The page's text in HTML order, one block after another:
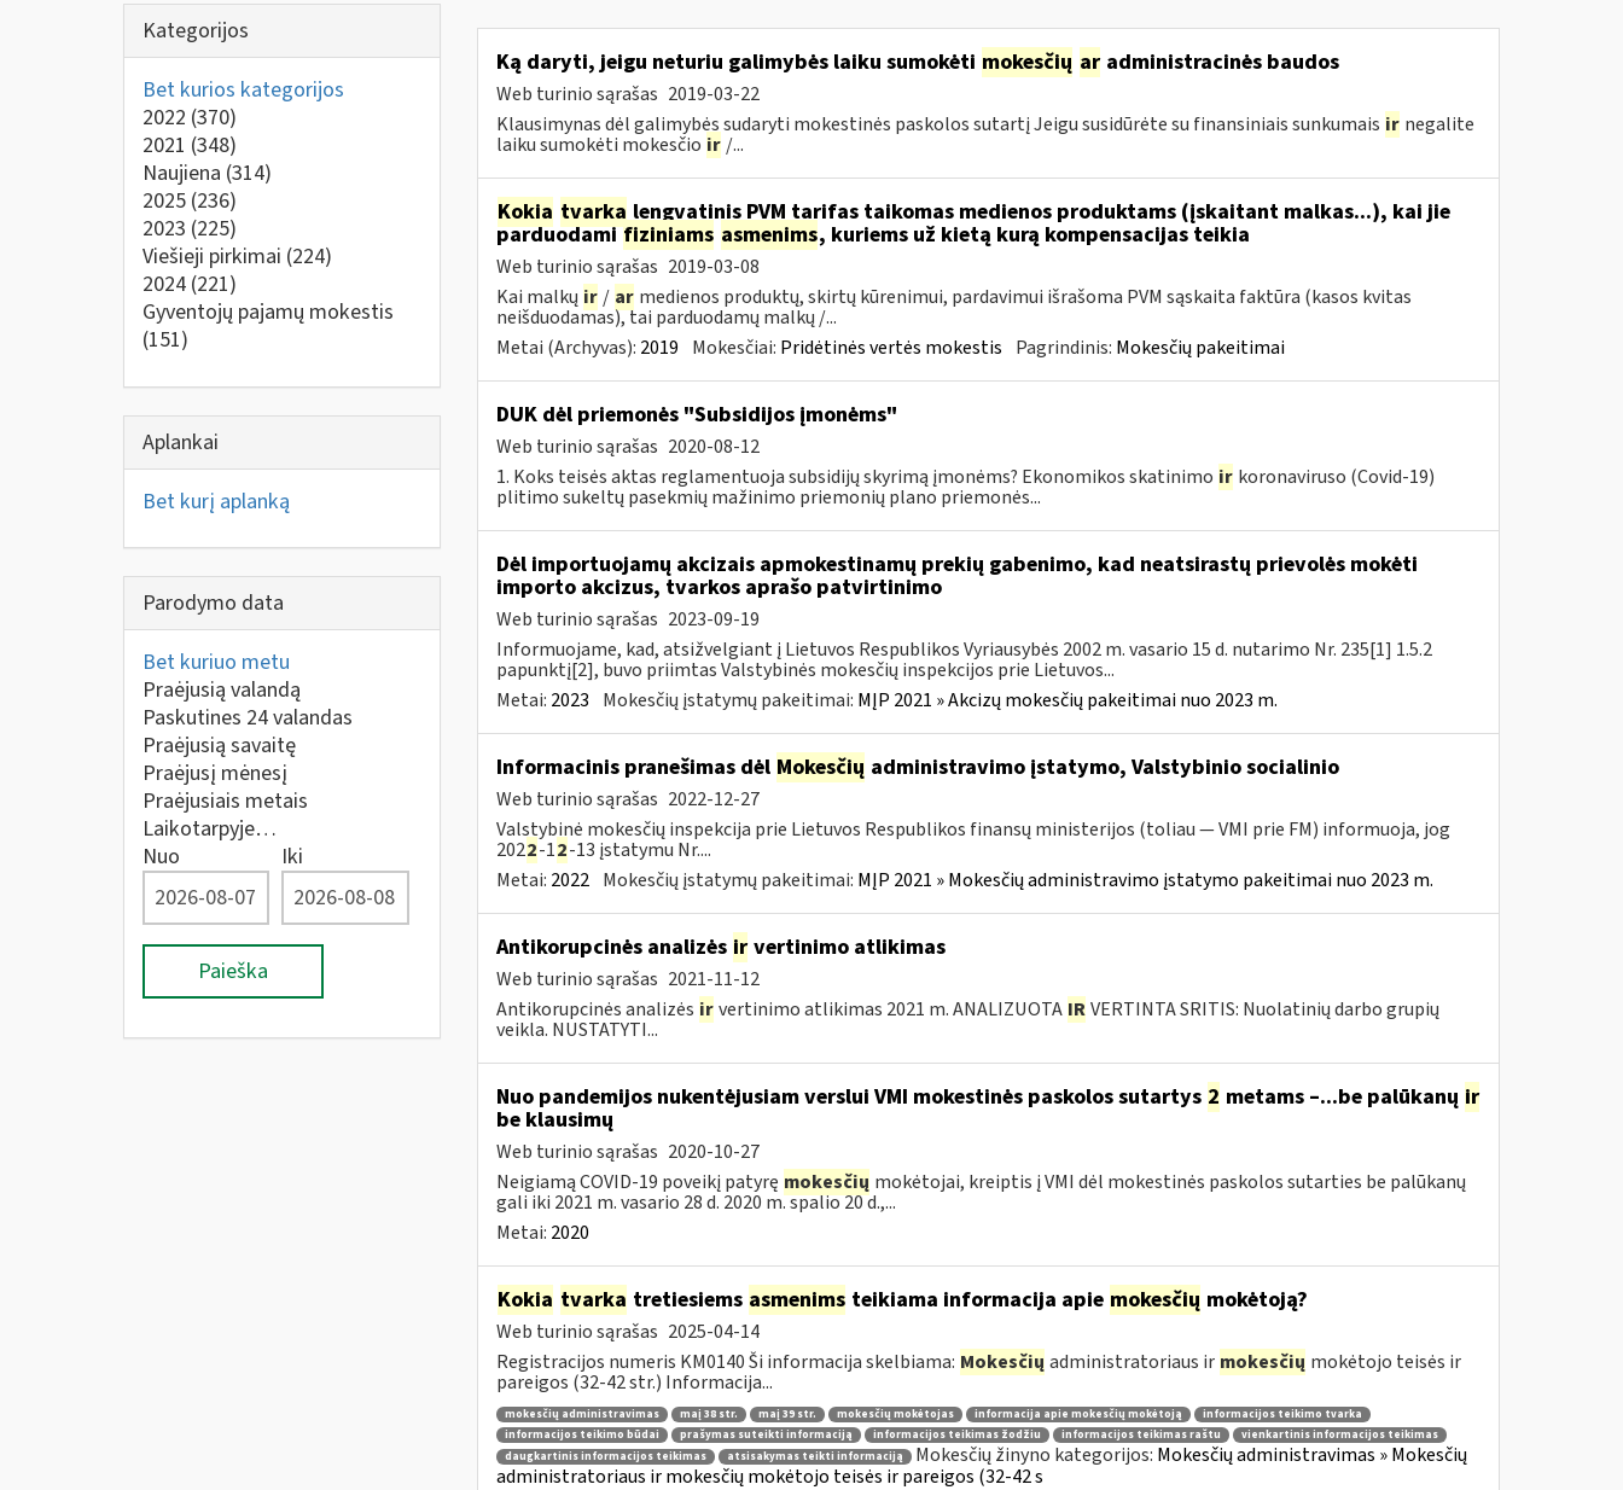
Kategorijos
Bet kurios kategorijos
2022 (370)
2021 (348)
Naujiena (314)
2025 (236)
2023 (225)
Viešieji pirkimai (224)
2024 (221)
Gyventojų pajamų mokestis
(151)
Aplankai
Bet kurį aplanką
Parodymo data
Bet kuriuo metu
Praėjusią valandą
Paskutines 24 valandas
Praėjusią savaitę
Praėjusį mėnesį
Praėjusiais metais
Laikotarpyje…
Nuo
Iki
Paieška
Ką daryti, jeigu neturiu galimybės laiku sumokėti mokesčių aradministracinės baudos
Web turinio sąrašas 2019-03-22
Klausimynas dėl galimybės sudaryti mokestinės paskolos sutartį Jeigu susidūrėte su finansiniais sunkumais ir negalite
laiku sumokėti mokesčio ir /...
Kokia tvarkalengvatinis PVM tarifas taikomas medienos produktams (įskaitant malkas...), kai jie
parduodamifiziniams asmenims, kuriems už kietą kurą kompensacijas teikia
Web turinio sąrašas 2019-03-08
Kai malkų ir / ar medienos produktų, skirtų kūrenimui, pardavimui išrašoma PVM sąskaita faktūra (kasos kvitas
neišduodamas), tai parduodamų malkų /...
Metai (Archyvas): 2019 Mokesčiai: Pridėtinės vertės mokestis Pagrindinis: Mokesčių pakeitimai
DUK dėl priemonės "Subsidijos įmonėms"
Web turinio sąrašas 2020-08-12
1. Koks teisės aktas reglamentuoja subsidijų skyrimą įmonėms? Ekonomikos skatinimo ir koronaviruso (Covid-19)
plitimo sukeltų pasekmių mažinimo priemonių plano priemonės...
Dėl importuojamų akcizais apmokestinamų prekių gabenimo, kad neatsirastų prievolės mokėti
importo akcizus, tvarkos aprašo patvirtinimo
Web turinio sąrašas 2023-09-19
Informuojame, kad, atsižvelgiant į Lietuvos Respublikos Vyriausybės 2002 m. vasario 15 d. nutarimo Nr. 235[1] 1.5.2
papunktį[2], buvo priimtas Valstybinės mokesčių inspekcijos prie Lietuvos...
Metai: 2023 Mokesčių įstatymų pakeitimai: MĮP 2021 » Akcizų mokesčių pakeitimai nuo 2023 m.
Informacinis pranešimas dėl Mokesčių administravimo įstatymo, Valstybinio socialinio
Web turinio sąrašas 2022-12-27
Valstybinė mokesčių inspekcija prie Lietuvos Respublikos finansų ministerijos (toliau — VMI prie FM) informuoja, jog
2022-12-13 įstatymu Nr....
Metai: 2022 Mokesčių įstatymų pakeitimai: MĮP 2021 » Mokesčių administravimo įstatymo pakeitimai nuo 2023 m.
Antikorupcinės analizės irvertinimo atlikimas
Web turinio sąrašas 2021-11-12
Antikorupcinės analizės ir vertinimo atlikimas 2021 m. ANALIZUOTA IR VERTINTA SRITIS: Nuolatinių darbo grupių
veikla. NUSTATYTI...
Nuo pandemijos nukentėjusiam verslui VMI mokestinės paskolos sutartys 2 metams –...be palūkanų ir
be klausimų
Web turinio sąrašas 2020-10-27
Neigiamą COVID-19 poveikį patyrę mokesčių mokėtojai, kreiptis į VMI dėl mokestinės paskolos sutarties be palūkanų
gali iki 2021 m. vasario 28 d. 2020 m. spalio 20 d.,...
Metai: 2020
Kokia tvarka tretiesiems asmenims teikiama informacija apie mokesčių mokėtoją?
Web turinio sąrašas 2025-04-14
Registracijos numeris KM0140 Ši informacija skelbiama: Mokesčių administratoriaus ir mokesčių mokėtojo teisės ir
pareigos (32-42 str.) Informacija...
mokesčių administravimas maį 38 str. maį 39 str. mokesčių mokėtojas informacija apie mokesčių mokėtoją
informacijos teikimo tvarka
informacijos teikimo būdai
prašymas suteikti informaciją informacijos teikimas žodžiu informacijos teikimas raštu
vienkartinis informacijos teikimas
daugkartinis informacijos teikimas
atsisakymas teikti informaciją Mokesčių žinyno kategorijos: Mokesčių administravimas » Mokesčių
administratoriaus ir mokesčių mokėtojo teisės ir pareigos (32-42 s